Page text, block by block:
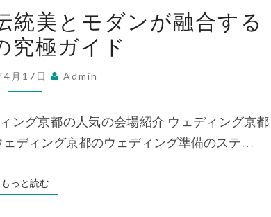
ェ
デ
ン
京
都
伝
統美とモダンが融合する
究極ガイド
4月17日 Admin
ング京都の人気の会場紹介 ウェディング京都
ェディング京都のウェディング準備のステ…
もっと読むもっと読む